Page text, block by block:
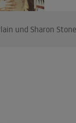
und Sharon Stone